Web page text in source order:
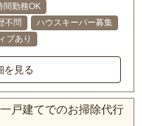
間勤務OK
不問
ハウスキーパー募集
ブあり
を見る
戸建てでのお掃除代行